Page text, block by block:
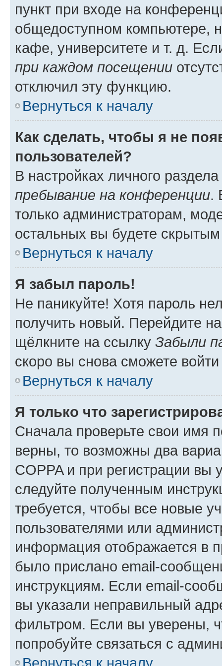
пункт при входе на
общедоступном компьютере,
кафе, университете и т. д.
при каждом посещении
отключил эту функцию.
Вернуться к началу
Как сделать, чтобы я не
пользователей?
В настройках личного
пребывание на конференции.
только администраторам,
остальных вы будете
Вернуться к началу
Я забыл пароль!
Не паникуйте! Хотя пароль
получить новый. Перейдите
щёлкните на ссылку Забыли
скоро вы снова сможете
Вернуться к началу
Я только что
Сначала проверьте свои имя
верны, то возможны два
COPPA и при регистрации вы
следуйте полученным
требуется, чтобы все новые
пользователями или
информация отображается в
было прислано email-
инструкциям. Если email-
вы указали неправильный
фильтром. Если вы уверены,
попробуйте связаться с
Вернуться к началу